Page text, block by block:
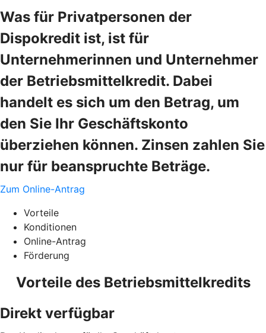
Was für Privatpersonen der
Dispokredit ist, ist für
Unternehmerinnen und Unternehmer
der Betriebsmittelkredit. Dabei
handelt es sich um den Betrag, um
den Sie Ihr Geschäftskonto
überziehen können. Zinsen zahlen Sie
nur für beanspruchte Beträge.
Zum Online-Antrag
Vorteile
Konditionen
Online-Antrag
Förderung
Vorteile des Betriebsmittelkredits
Direkt verfügbar